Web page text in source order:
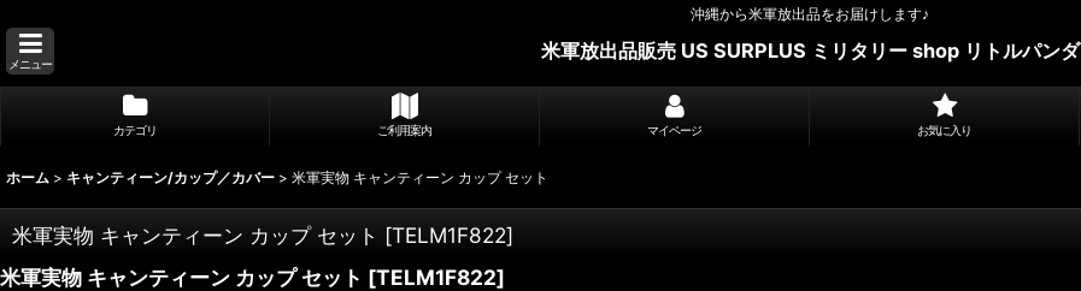
沖縄から米軍放出品をお届けします♪
メニュー
米軍放出品販売 US SURPLUS ミリタリー shop リトルパンダ
カテゴリ ご利用案内 マイページ お気に入り
ホーム > キャンティーン/カップ／カバー > 米軍実物 キャンティーン カップ セット
米軍実物 キャンティーン カップ セット [TELM1F822]
米軍実物 キャンティーン カップ セット [TELM1F822]